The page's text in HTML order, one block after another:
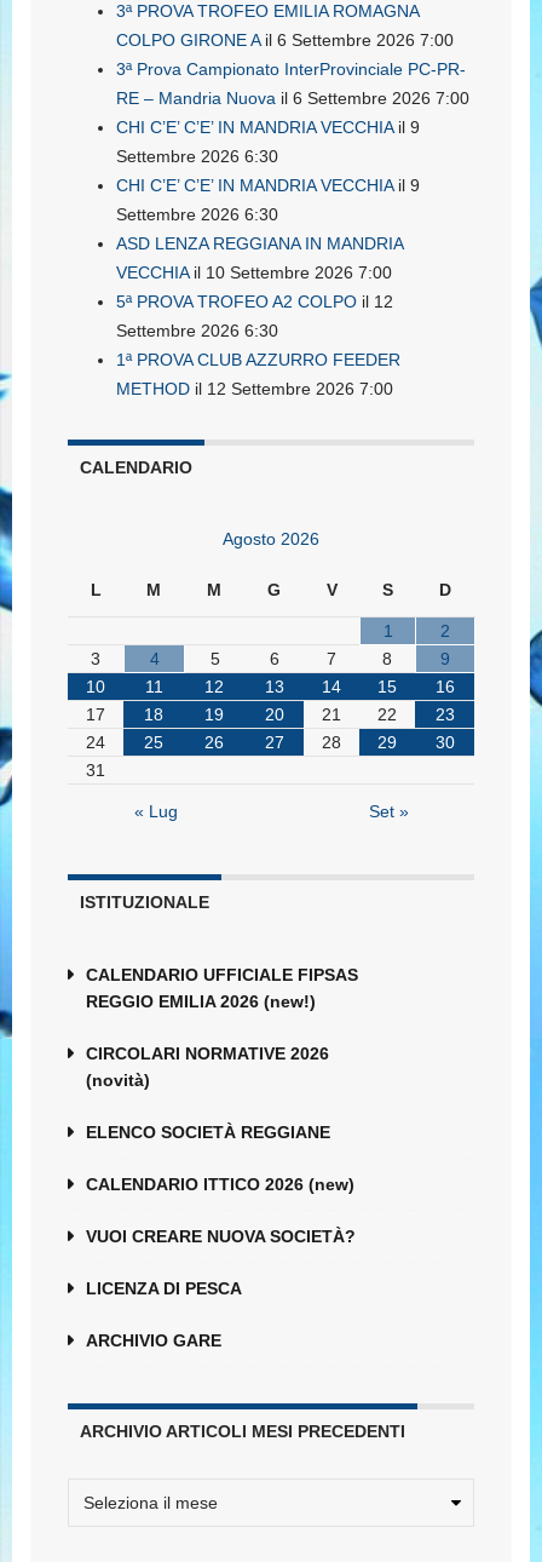
3ª PROVA TROFEO EMILIA ROMAGNA
COLPO GIRONE Ail 6 Settembre 2026 7:00
3ª Prova Campionato InterProvinciale PC-PR-
RE – Mandria Nuova il 6 Settembre 2026 7:00
CHI C’E’ C’E’ IN MANDRIA VECCHIAil 9
Settembre 2026 6:30
CHI C’E’ C’E’ IN MANDRIA VECCHIAil 9
Settembre 2026 6:30
ASD LENZA REGGIANA IN MANDRIA
VECCHIAil 10 Settembre 2026 7:00
5ª PROVA TROFEO A2 COLPO il 12
Settembre 2026 6:30
1ª PROVA CLUB AZZURRO FEEDER
METHOD il 12 Settembre 2026 7:00
CALENDARIO
Agosto 2026
L M M G V S D
1
2
3
4 5 6 7 8
9
10
11 12 13 14 15
16
17
18 19 20 21 22
23
24
25 26 27 28 29
30
31
« Lug Set »
ISTITUZIONALE
CALENDARIO UFFICIALE FIPSAS
REGGIO EMILIA 2026 (new!)
CIRCOLARI NORMATIVE 2026
(novità)
ELENCO SOCIETÀ REGGIANE
CALENDARIO ITTICO 2026 (new)
VUOI CREARE NUOVA SOCIETÀ?
LICENZA DI PESCA
ARCHIVIO GARE
ARCHIVIO ARTICOLI MESI PRECEDENTI